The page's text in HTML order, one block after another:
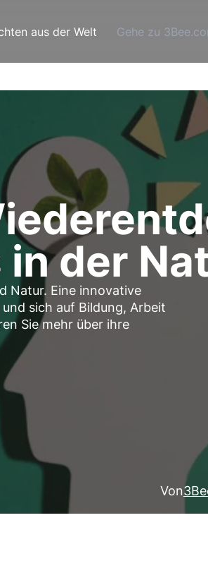
aus der Welt Gehe zu
der
Natur. Eine innovative
sich auf Bildung, Arbeit
Sie mehr über ihre
Von